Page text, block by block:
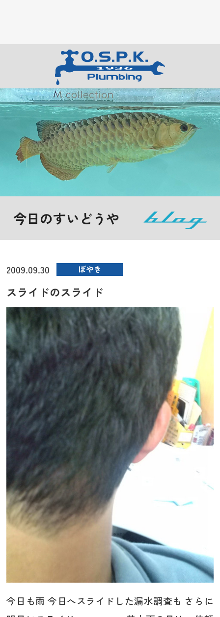
今日のすいどうや
2009.09.30 ぼやき
スライドのスライド
今日も雨 今日へスライドした漏水調査も さらに